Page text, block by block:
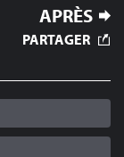
APRÈS
PARTAGER